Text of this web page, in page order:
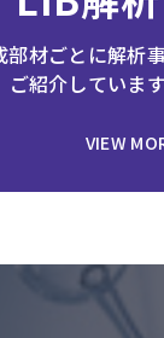
部材ごとに解析
ご紹介しています
VIEW